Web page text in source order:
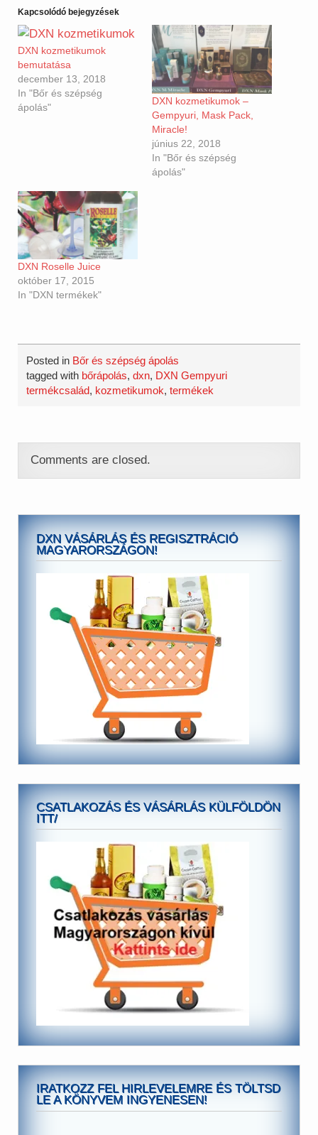
Kapcsolódó bejegyzések
DXN kozmetikumok
bemutatása
december 13, 2018
In "Bőr és szépség
ápolás"
DXN kozmetikumok –
Gempyuri, Mask Pack,
Miracle!
június 22, 2018
In "Bőr és szépség
ápolás"
DXN Roselle Juice
október 17, 2015
In "DXN termékek"
Posted in Bőr és szépség ápolás
tagged with bőrápolás,dxn, DXN Gempyuri
termékcsalád, kozmetikumok,termékek
Comments are closed.
DXN VÁSÁRLÁS ÉS REGISZTRÁCIÓ
MAGYARORSZÁGON!
CSATLAKOZÁS ÉS VÁSÁRLÁS KÜLFÖLDÖN
ITT/
IRATKOZZ FEL HIRLEVELEMRE ÉS TÖLTSD
LE A KÖNYVEM INGYENESEN!